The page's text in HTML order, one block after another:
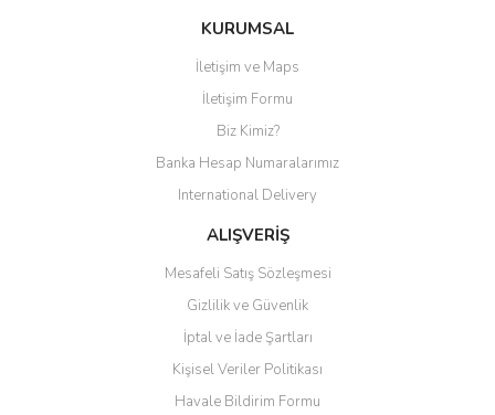
Bu ürüne ilk yorumu siz yapın!
Yorum Yaz
KURUMSAL
İletişim ve Maps
İletişim Formu
Biz Kimiz?
Banka Hesap Numaralarımız
International Delivery
ALIŞVERİŞ
Mesafeli Satış Sözleşmesi
Gizlilik ve Güvenlik
İptal ve İade Şartları
Kişisel Veriler Politikası
Havale Bildirim Formu